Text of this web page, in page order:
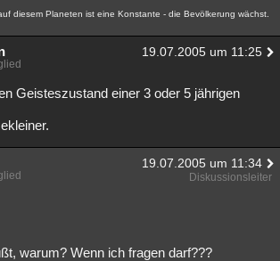
diesem Planeten ist eine Konstante - die Bevölkerung wächst.
19.07.2005 um 11:25
Geisteszustand einer 3 oder 5 jährigen
19.07.2005 um 11:34
Diskussionsleiter
warum? Wenn ich fragen darf???